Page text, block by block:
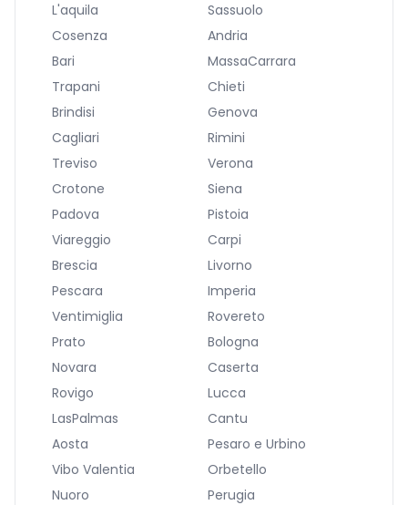
L'aquila
Sassuolo
Cosenza
Andria
Bari
MassaCarrara
Trapani
Chieti
Brindisi
Genova
Cagliari
Rimini
Treviso
Verona
Crotone
Siena
Padova
Pistoia
Viareggio
Carpi
Brescia
Livorno
Pescara
Imperia
Ventimiglia
Rovereto
Prato
Bologna
Novara
Caserta
Rovigo
Lucca
LasPalmas
Cantu
Aosta
Pesaro e Urbino
Vibo Valentia
Orbetello
Nuoro
Perugia